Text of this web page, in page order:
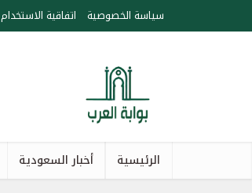
سياسة الخصوصية اتفاقية الاستخدام
الرئيسية أخبار السعودية